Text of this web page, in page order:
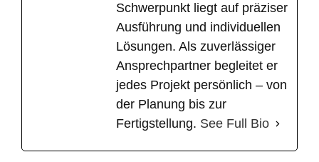
Schwerpunkt liegt auf präziser
Ausführung und individuellen
Lösungen. Als zuverlässiger
Ansprechpartner begleitet er
jedes Projekt persönlich – von
der Planung bis zur
Fertigstellung. See Full Bio